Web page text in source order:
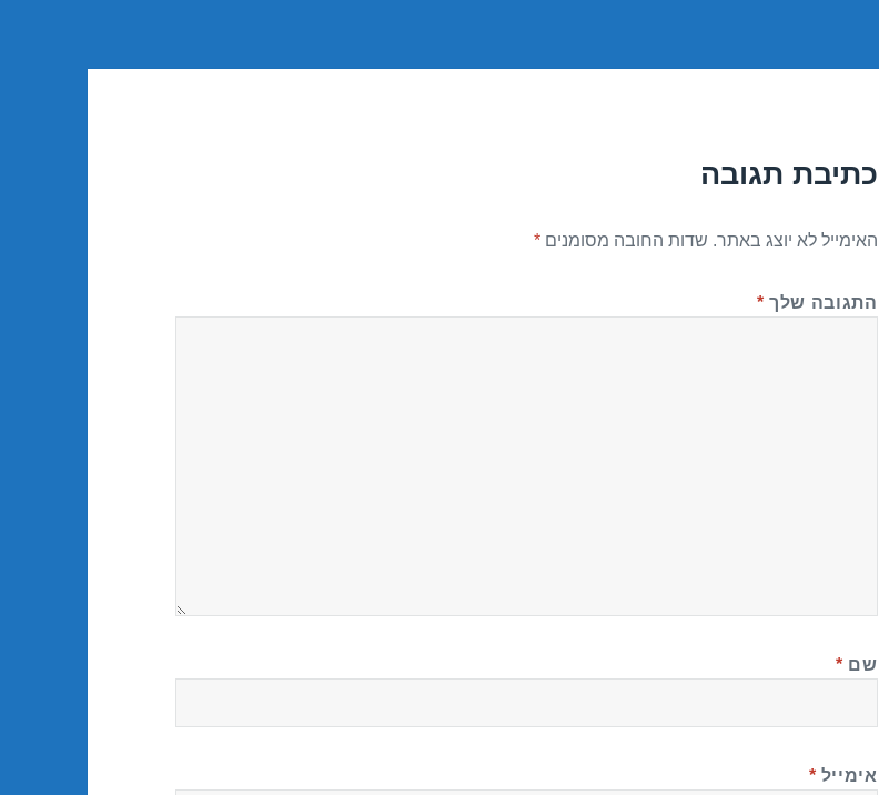
כתיבת תגובה
האימייל לא יוצג באתר. שדות החובה מסומנים*
התגובה שלך *
שם *
אימייל *